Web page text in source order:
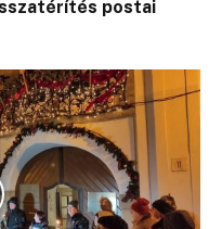
postai